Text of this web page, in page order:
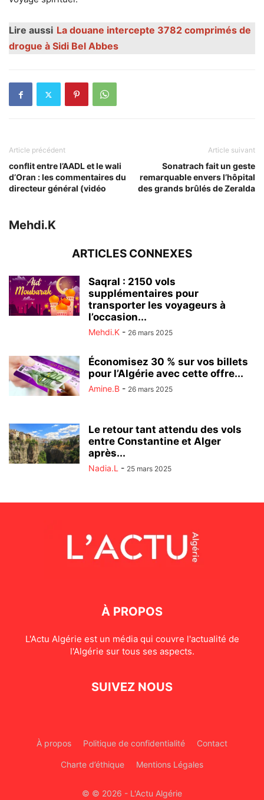
Lire aussi La douane intercepte 3782 comprimés de
drogue à Sidi Bel Abbes
Article précédent
conflit entre l’AADL et le wali
d’Oran : les commentaires du
directeur général (vidéo
Article suivant
Sonatrach fait un geste
remarquable envers l’hôpital
des grands brûlés de Zeralda
Mehdi.K
ARTICLES CONNEXES
Saqral : 2150 vols
supplémentaires pour
transporter les voyageurs à
l’occasion...
Mehdi.K - 26 mars 2025
Économisez 30 % sur vos billets
pour l’Algérie avec cette offre...
Amine.B - 26 mars 2025
Le retour tant attendu des vols
entre Constantine et Alger
après...
Nadia.L - 25 mars 2025
À PROPOS
L'Actu Algérie est un média qui couvre l'actualité de
l'Algérie sur tous ses aspects.
SUIVEZ NOUS
À propos Politique de confidentialité Contact
Charte d’éthique Mentions Légales
© © 2026 - L'Actu Algérie